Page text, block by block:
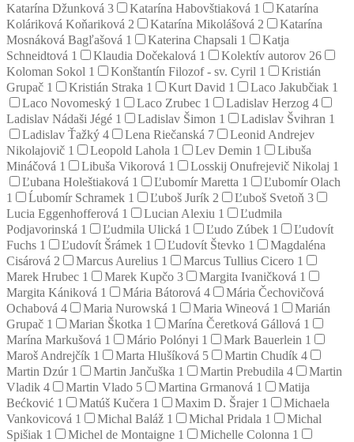
Katarína Džunková 3 Katarína Habovštiaková 1
Katarína
Koláriková Koňariková 2 Katarína Mikolášová 2
Katarína
Mosnáková Bagľašová 1 Katerina Chapsali 1
Katja
Schneidtová 1 Klaudia Dočekalová 1 Kolektív autorov 26
Koloman Sokol 1 Konštantín Filozof - sv. Cyril 1
Kristián
Grupač 1 Kristián Straka 1 Kurt David 1 Laco Jakubčiak 1
Laco Novomeský 1 Laco Zrubec 1 Ladislav Herzog 4
Ladislav Nádaši Jégé 1 Ladislav Šimon 1 Ladislav Švihran 1
Ladislav Ťažký 4 Lena Riečanská 7
Leonid Andrejev
Nikolajovič 1 Leopold Lahola 1 Lev Demin 1
Libuša
Mináčová 1 Libuša Vikorová 1 Losskij Onufrejevič Nikolaj 1
Ľubana Holeštiaková 1 Ľubomír Maretta 1
Ľubomír Olach
1
Ĺubomír Schramek 1 Ľuboš Jurík 2 Ľuboš Svetoň 3
Lucia Eggenhofferová 1 Lucian Alexiu 1
Ľudmila
Podjavorinská 1 Ľudmila Ulická 1 Ľudo Zúbek 1
Ľudovít
Fuchs 1 Ľudovít Šrámek 1 Ľudovít Števko 1
Magdaléna
Cisárová 2 Marcus Aurelius 1 Marcus Tullius Cicero 1
Marek Hrubec 1 Marek Kupčo 3 Margita Ivaničková 1
Margita Kániková 1 Mária Bátorová 4
Mária Čechovičová
Ochabová 4 Maria Nurowská 1 Maria Wineová 1
Marián
Grupač 1 Marian Škotka 1 Marína Čeretková Gállová 1
Marína Markušová 1 Mário Polónyi 1 Mark Bauerlein 1
Maroš Andrejčík 1 Marta Hlušíková 5 Martin Chudík 4
Martin Dzúr 1 Martin Jančuška 1 Martin Prebudila 4
Martin
Vladik 4 Martin Vlado 5 Martina Grmanová 1
Matija
Bećković 1 Matúš Kučera 1 Maxim D. Šrajer 1
Michaela
Vankovicová 1 Michal Baláž 1 Michal Pridala 1
Michal
Spišiak 1 Michel de Montaigne 1 Michelle Colonna 1